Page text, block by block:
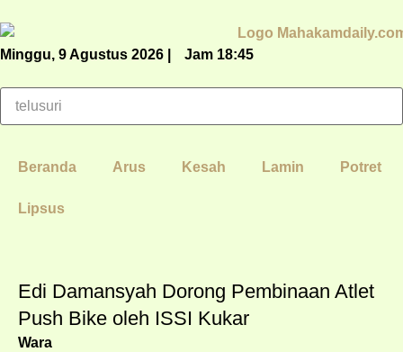
Minggu, 9 Agustus 2026 | Jam 18:45
Beranda Arus Kesah Lamin Potret
Lipsus
Edi Damansyah Dorong Pembinaan Atlet
Push Bike oleh ISSI Kukar
Wara